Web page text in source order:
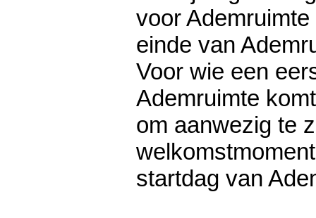
voor
einde van
Voor wie een
Ademruimte
om aanwezig te
startdag van